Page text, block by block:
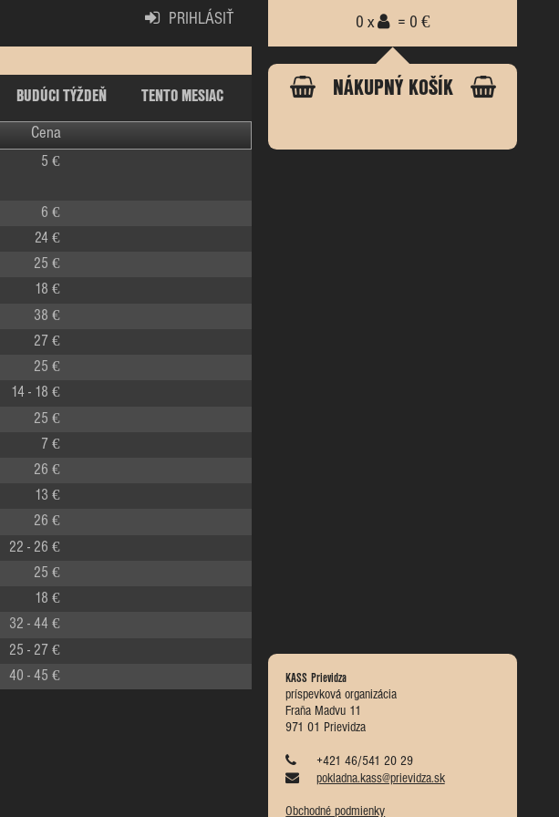
PRIHLÁSIŤ
BUDÚCI TÝŽDEŇ
TENTO MESIAC
Cena
0 x = 0 €
NÁKUPNÝ KOŠÍK
KASS Prievidza
príspevková organizácia
Fraňa Madvu 11
971 01 Prievidza
+421 46/541 20 29
pokladna.kass@prievidza.sk
Obchodné podmienky
5 €
6 €
24 €
25 €
18 €
38 €
27 €
25 €
14 - 18 €
25 €
7 €
26 €
13 €
26 €
22 - 26 €
25 €
18 €
32 - 44 €
25 - 27 €
40 - 45 €